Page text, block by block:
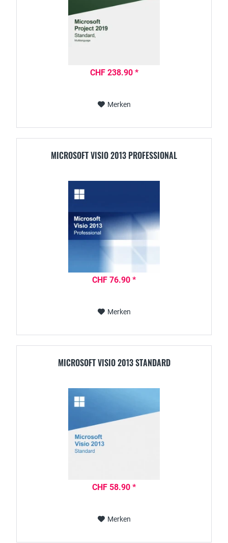
CHF 238.90 *
Merken
MICROSOFT VISIO 2013 PROFESSIONAL
CHF 76.90 *
Merken
MICROSOFT VISIO 2013 STANDARD
CHF 58.90 *
Merken